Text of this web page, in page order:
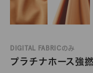
DIGITAL FABRICのみ
プラチナホース強